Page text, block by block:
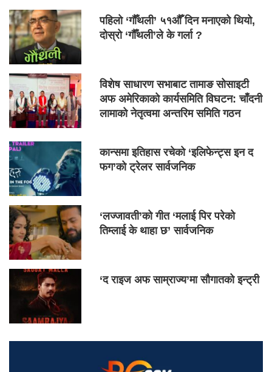
पहिलो ‘गौँथली’ ५१औँ दिन मनाएको थियो,
दोस्रो ‘गौँथली’ले के गर्ला ?
विशेष साधारण सभाबाट तामाङ सोसाइटी
अफ अमेरिकाको कार्यसमिति विघटन: चाँदनी
लामाको नेतृत्वमा अन्तरिम समिति गठन
कान्समा इतिहास रचेको ‘इलिफेन्ट्स इन द
फग’को ट्रेलर सार्वजनिक
‘लज्जावती’को गीत ‘मलाई पिर परेको
तिम्लाई के थाहा छ’ सार्वजनिक
‘द राइज अफ साम्राज्य’मा सौगातको इन्ट्री